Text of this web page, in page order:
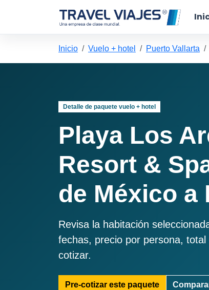
Inicio Vuelo + hotel Puerto Vallarta
Detalle de paquete vuelo + hotel
Playa Los
Resort &
de México a
Revisa la habitación
fechas, precio por persona,
cotizar.
Pre-cotizar este paquete